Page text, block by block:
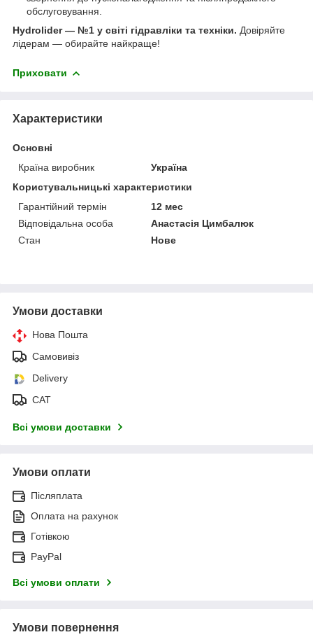
обслуговування.
Hydrolider — №1 у світі гідравліки та техніки. Довіряйте
лідерам — обирайте найкраще!
Приховати
Характеристики
Основні
Країна виробник
Україна
Користувальницькі характеристики
Гарантійний термін
12 мес
Відповідальна особа
Анастасія Цимбалюк
Стан
Нове
Умови доставки
Нова Пошта
Самовивіз
Delivery
САТ
Всі умови доставки
Умови оплати
Післяплата
Оплата на рахунок
Готівкою
PayPal
Всі умови оплати
Умови повернення